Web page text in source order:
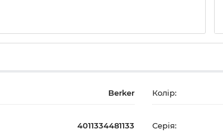
Berker Колір:
4011334481133 Серія: